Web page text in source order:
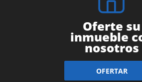
Oferte su
inmueble
nosotros
OFERTAR